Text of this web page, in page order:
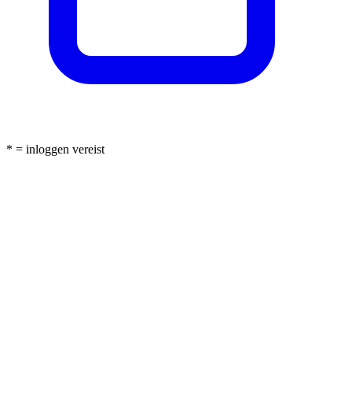
* = inloggen vereist